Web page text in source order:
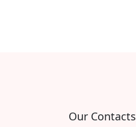
Our Contacts